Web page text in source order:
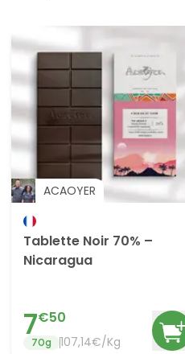
ACAOYER
Tablette Noir 70% –
Nicaragua
7€50
70g 107,14€/Kg